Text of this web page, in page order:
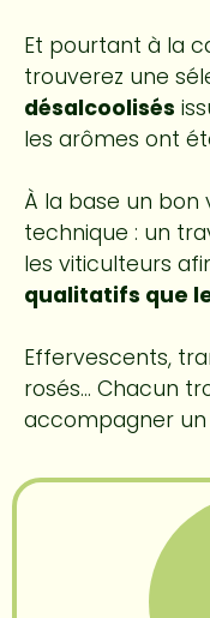
Et pourtant à la
trouverez une
désalcoolisés
les arômes ont
À la base un bon
technique : un
les viticulteurs
qualitatifs que
Effervescents,
rosés… Chacun
accompagner un